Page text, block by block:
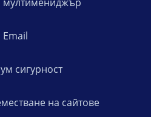
Email
сигурност
на сайтове